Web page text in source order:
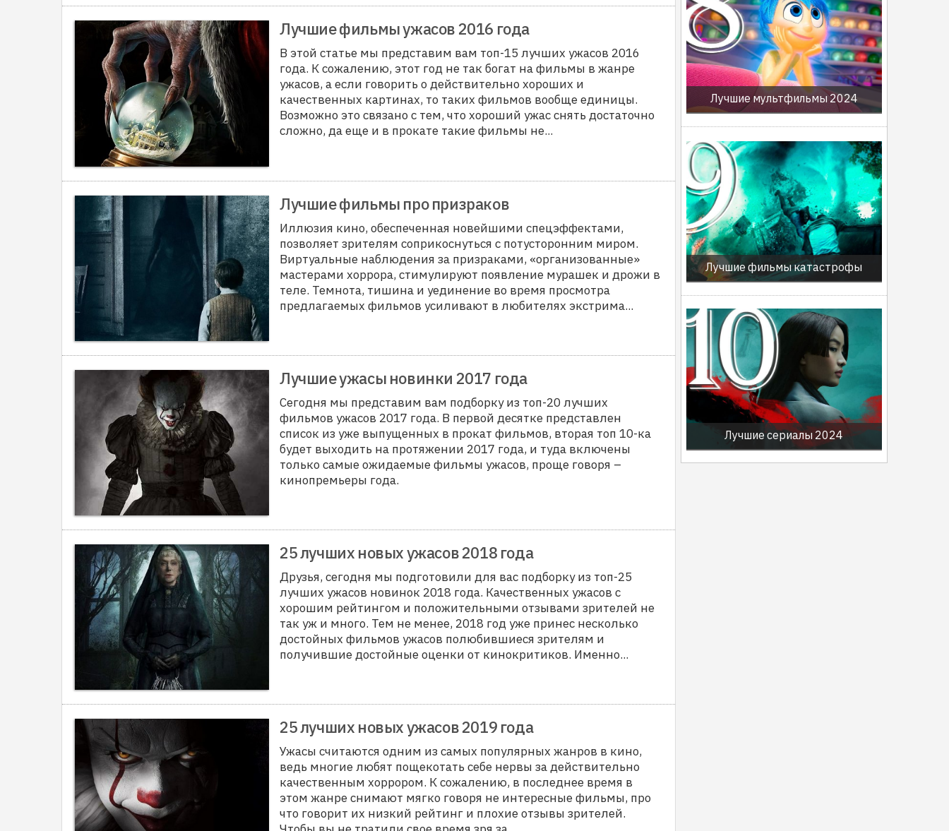
Лучшие фильмы ужасов 2016 года
В этой статье мы представим вам топ-15 лучших ужасов 2016
года. К сожалению, этот год не так богат на фильмы в жанре
ужасов, а если говорить о действительно хороших и
качественных картинах, то таких фильмов вообще единицы.
Возможно это связано с тем, что хороший ужас снять достаточно
сложно, да еще и в прокате такие фильмы не...
Лучшие фильмы про призраков
Иллюзия кино, обеспеченная новейшими спецэффектами,
позволяет зрителям соприкоснуться с потусторонним миром.
Виртуальные наблюдения за призраками, «организованные»
мастерами хоррора, стимулируют появление мурашек и дрожи в
теле. Темнота, тишина и уединение во время просмотра
предлагаемых фильмов усиливают в любителях экстрима...
Лучшие ужасы новинки 2017 года
Сегодня мы представим вам подборку из топ-20 лучших
фильмов ужасов 2017 года. В первой десятке представлен
список из уже выпущенных в прокат фильмов, вторая топ 10-ка
будет выходить на протяжении 2017 года, и туда включены
только самые ожидаемые фильмы ужасов, проще говоря –
кинопремьеры года.
25 лучших новых ужасов 2018 года
Друзья, сегодня мы подготовили для вас подборку из топ-25
лучших ужасов новинок 2018 года. Качественных ужасов с
хорошим рейтингом и положительными отзывами зрителей не
так уж и много. Тем не менее, 2018 год уже принес несколько
достойных фильмов ужасов полюбившиеся зрителям и
получившие достойные оценки от кинокритиков. Именно...
25 лучших новых ужасов 2019 года
Ужасы считаются одним из самых популярных жанров в кино,
ведь многие любят пощекотать себе нервы за действительно
качественным хоррором. К сожалению, в последнее время в
этом жанре снимают мягко говоря не интересные фильмы, про
что говорит их низкий рейтинг и плохие отзывы зрителей.
Лучшие мультфильмы 2024
Лучшие фильмы катастрофы
Лучшие сериалы 2024